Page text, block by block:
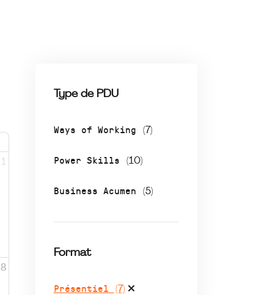
Type de PDU
Ways of Working (7)
Power Skills (10)
Business Acumen (5)
Format
Présentiel (7)
1
8